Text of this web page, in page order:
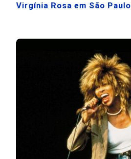
Virgínia Rosa em São Paulo